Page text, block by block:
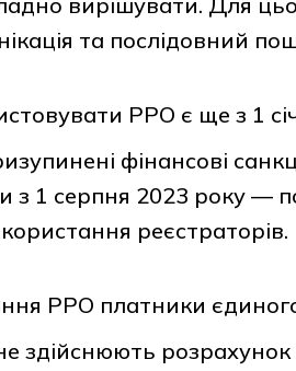
та послідовний
РРО є ще з 1
фінансові
з 1 серпня 2023 року —
реєстраторів.
РРО платники
здійснюють розрахунок